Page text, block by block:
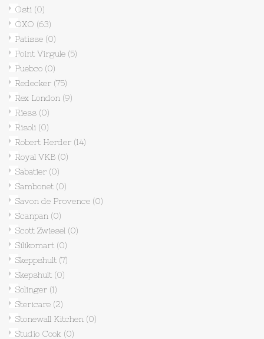
Osti (0)
OXO (63)
Patisse (0)
Point Virgule (5)
Puebco (0)
Redecker (75)
Rex London (9)
Riess (0)
Risoli (0)
Robert Herder (14)
Royal VKB (0)
Sabatier (0)
Sambonet (0)
Savon de Provence (0)
Scanpan (0)
Scott Zwiesel (0)
Silikomart (0)
Skeppshult (7)
Skepshult (0)
Solinger (1)
Stericare (2)
Stonewall Kitchen (0)
Studio Cook (0)